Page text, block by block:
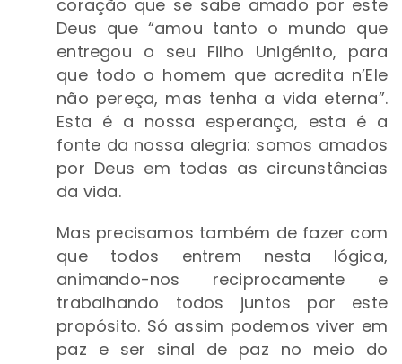
coração que se sabe amado por este
Deus que “amou tanto o mundo que
entregou o seu Filho Unigénito, para
que todo o homem que acredita n’Ele
não pereça, mas tenha a vida eterna”.
Esta é a nossa esperança, esta é a
fonte da nossa alegria: somos amados
por Deus em todas as circunstâncias
da vida.
Mas precisamos também de fazer com
que todos entrem nesta lógica,
animando-nos reciprocamente e
trabalhando todos juntos por este
propósito. Só assim podemos viver em
paz e ser sinal de paz no meio do